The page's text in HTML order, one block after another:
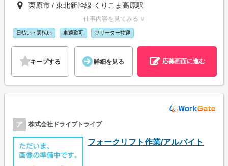
栗原市 / 東北新幹線 くりこま高原駅
仕事内容を見てみる ∨
日払い・週払い 車通勤可 フリーター歓迎
キープする 詳細を見る 応募画面に進む
ア 株式会社ドライブトライブ
フォークリフト作業/アルバイト